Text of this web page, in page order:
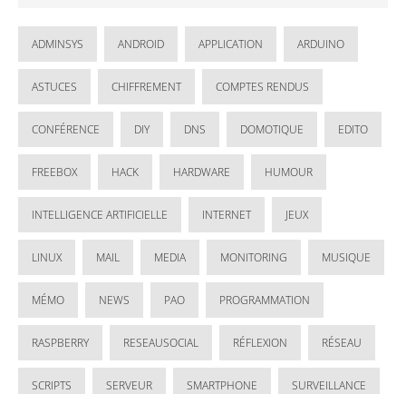
ADMINSYS ANDROID APPLICATION ARDUINO
ASTUCES CHIFFREMENT COMPTES RENDUS
CONFÉRENCE DIY DNS DOMOTIQUE EDITO
FREEBOX HACK HARDWARE HUMOUR
INTELLIGENCE ARTIFICIELLE INTERNET JEUX
LINUX MAIL MEDIA MONITORING MUSIQUE
MÉMO NEWS PAO PROGRAMMATION
RASPBERRY RESEAUSOCIAL RÉFLEXION RÉSEAU
SCRIPTS SERVEUR SMARTPHONE SURVEILLANCE